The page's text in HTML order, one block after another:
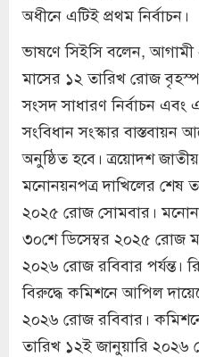
অধীনে এটিই প্রথম নির্বাচন।
ভাষণে সিইসি বলেন, আগামী
মাসের ১২ তারিখ রোজ
সংসদ সাধারণ নির্বাচন
সংবিধান সংস্কার
অনুষ্ঠিত হবে। ত্রয়োদশ
মনোনয়নপত্র দাখিলের শেষ
২০২৫ রোজ সোমবার।
৩০শে ডিসেম্বর ২০২৫ রোজ
২০২৬ রোজ রবিবার পর্যন্ত।
বিরুদ্ধে কমিশনে আপিল
২০২৬ রোজ রবিবার।
তারিখ ১২ই জানুয়ারি